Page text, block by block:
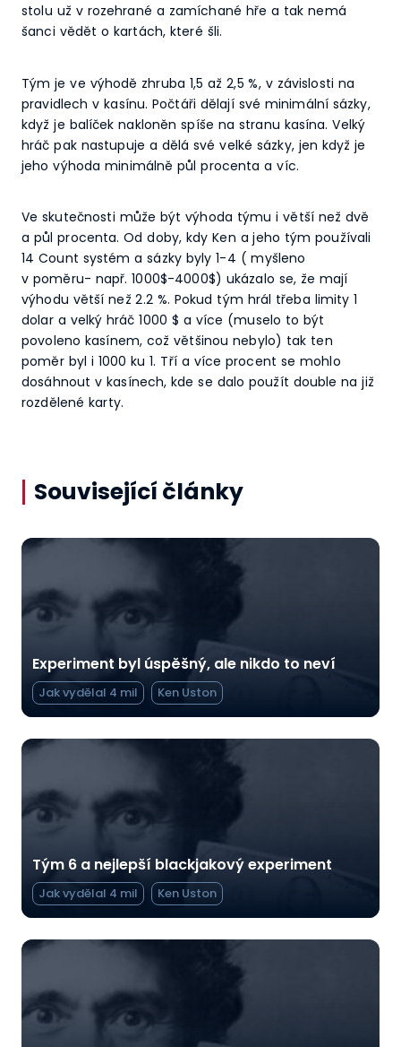
stolu už v rozehrané a zamíchané hře a tak nemá
šanci vědět o kartách, které šli.
Tým je ve výhodě zhruba 1,5 až 2,5 %, v závislosti na
pravidlech v kasínu. Počtáři dělají své minimální sázky,
když je balíček nakloněn spíše na stranu kasína. Velký
hráč pak nastupuje a dělá své velké sázky, jen když je
jeho výhoda minimálně půl procenta a víc.
Ve skutečnosti může být výhoda týmu i větší než dvě
a půl procenta. Od doby, kdy Ken a jeho tým používali
14 Count systém a sázky byly 1-4 ( myšleno
v poměru- např. 1000$-4000$) ukázalo se, že mají
výhodu větší než 2.2 %. Pokud tým hrál třeba limity 1
dolar a velký hráč 1000 $ a více (muselo to být
povoleno kasínem, což většinou nebylo) tak ten
poměr byl i 1000 ku 1. Tří a více procent se mohlo
dosáhnout v kasínech, kde se dalo použít double na již
rozdělené karty.
Související články
Experiment byl úspěšný, ale nikdo to neví
Jak vydělal 4 mil Ken Uston
Tým 6 a nejlepší blackjakový experiment
Jak vydělal 4 mil Ken Uston